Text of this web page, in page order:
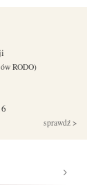
RODO)
sprawdź >